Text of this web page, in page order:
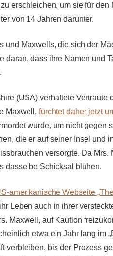
erschleichen, um sie für den
von 14 Jahren darunter.
und Maxwells, die sich der
daran, dass ihre Namen und
(USA) verhaftete Vertraute
Maxwell,fürchtet daher jetzt
wurde, um nicht gegen
die er auf seiner Insel und
versorgte. Da Mrs.
dasselbe Schicksal blühen.
amerikanische Webseite
Leben auch in ihrer
Maxwell, auf Kaution
etwa ein Jahr lang im
verbleiben, bis der Prozess